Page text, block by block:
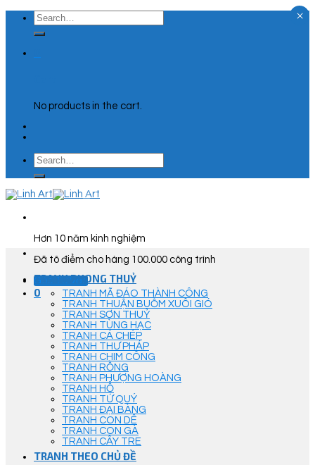
Skip
content
Search
for:
No products in the cart.
Search
for:
Hơn 10 năm kinh nghiệm
Đã tô điểm cho hàng 100.000 công trình
Góc Tư Vấn
0
TRANH PHONG THUỶ
TRANH MÃ ĐÁO THÀNH CÔNG
TRANH THUẬN BUỒM XUÔI GIÓ
TRANH SƠN THUỶ
TRANH TÙNG HẠC
TRANH CÁ CHÉP
TRANH THƯ PHÁP
TRANH CHIM CÔNG
TRANH RỒNG
TRANH PHƯỢNG HOÀNG
TRANH HỔ
TRANH TỨ QUÝ
TRANH ĐẠI BÀNG
TRANH CON DÊ
TRANH CON GÀ
TRANH CÂY TRE
TRANH THEO CHỦ ĐỀ
×